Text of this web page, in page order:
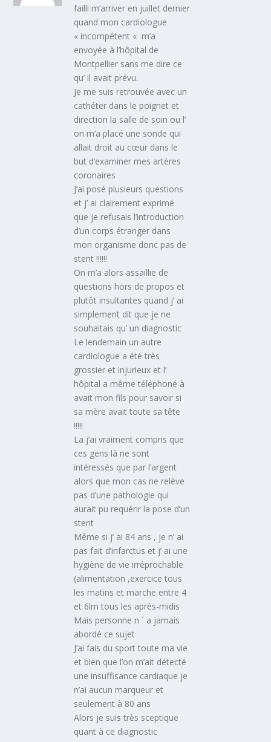
failli m’arriver en juillet dernier
quand mon cardiologue
« incompétent « m’a
envoyée à l’hôpital de
Montpellier sans me dire ce
qu’ il avait prévu.
Je me suis retrouvée avec un
cathéter dans le poignet et
direction la salle de soin ou l’
on m’a placé une sonde qui
allait droit au cœur dans le
but d’examiner mes artères
coronaires
J’ai posé plusieurs questions
et j’ ai clairement exprimé
que je refusais l’introduction
d’un corps étranger dans
mon organisme donc pas de
stent !!!!!!
On m’a alors assaillie de
questions hors de propos et
plutôt insultantes quand j’ ai
simplement dit que je ne
souhaitais qu’ un diagnostic
Le lendemain un autre
cardiologue a été très
grossier et injurieux et l’
hôpital a même téléphoné à
avait mon fils pour savoir si
sa mère avait toute sa tête
!!!!!
La j’ai vraiment compris que
ces gens là ne sont
intéressés que par l’argent
alors que mon cas ne relève
pas d’une pathologie qui
aurait pu requérir la pose d’un
stent
Même si j’ ai 84 ans , je n’ ai
pas fait d’infarctus et j’ ai une
hygiène de vie irréprochable
(alimentation ,exercice tous
les matins et marche entre 4
et 6lm tous les après-midis
Mais personne n ´ a jamais
abordé ce sujet
J’ai fais du sport toute ma vie
et bien que l’on m’ait détecté
une insuffisance cardiaque je
n’ai aucun marqueur et
seulement à 80 ans
Alors je suis très sceptique
quant à ce diagnostic